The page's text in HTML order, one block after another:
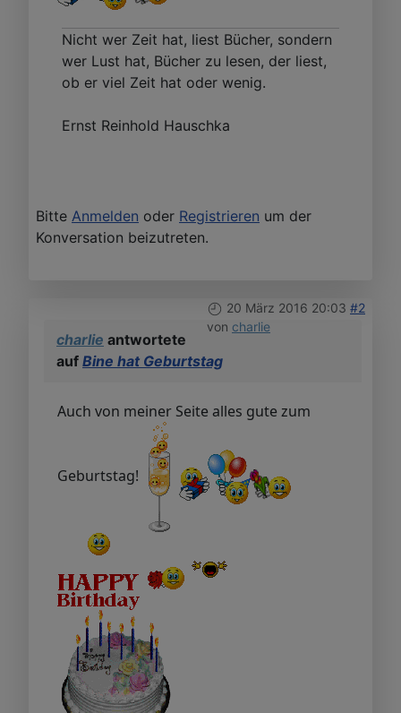
Nicht wer Zeit hat, liest Bücher, sondern
wer Lust hat, Bücher zu lesen, der liest,
ob er viel Zeit hat oder wenig.
Ernst Reinhold Hauschka
Bitte Anmelden oder Registrieren um der
Konversation beizutreten.
20 März 2016 20:03 #2
von charlie
charlie antwortete
auf Bine hat Geburtstag
Auch von meiner Seite alles gute zum
Geburtstag!